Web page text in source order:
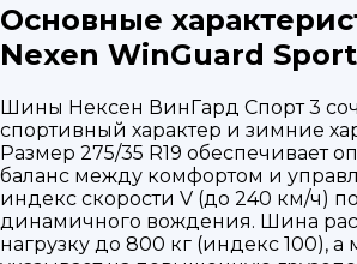
Основные
Nexen WinGuard
Шины Нексен ВинГард Спорт 3
спортивный характер и зимние
Размер 275/35 R19 обеспечивает
баланс между комфортом и
индекс скорости V (до 240 км/ч)
динамичного вождения. Шина
нагрузку до 800 кг (индекс 100), а